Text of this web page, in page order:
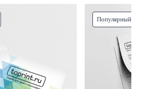
Популярный